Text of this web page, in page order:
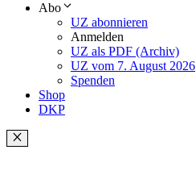
Abo
UZ abonnieren
Anmelden
UZ als PDF (Archiv)
UZ vom 7. August 2026
Spenden
Shop
DKP
Schließen